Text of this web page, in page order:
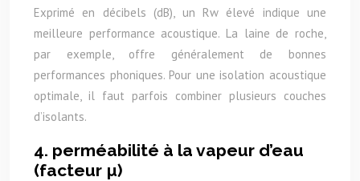
Exprimé en décibels (dB), un Rw élevé indique une
meilleure performance acoustique. La laine de roche,
par exemple, offre généralement de bonnes
performances phoniques. Pour une isolation acoustique
optimale, il faut parfois combiner plusieurs couches
d’isolants.
4. perméabilité à la vapeur d’eau
(facteur µ)